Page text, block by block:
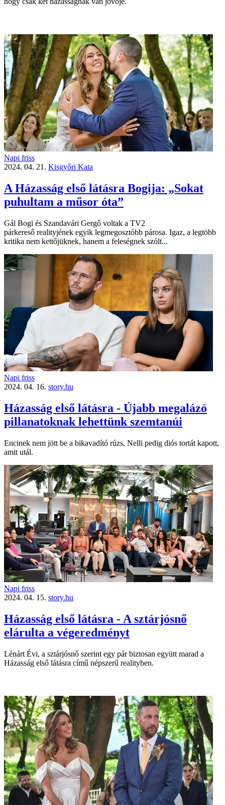
Napi friss
2024. 04. 21. Kisgyőri Kata
A Házasság első látásra Bogija: „Sokat
puhultam a műsor óta”
Gál Bogi és Szandavári Gergő voltak a TV2
párkereső realityjének egyik legmegosztóbb párosa. Igaz, a legtöbb
kritika nem kettőjüknek, hanem a feleségnek szólt...
Napi friss
2024. 04. 16. story.hu
Házasság első látásra - Újabb megalázó
pillanatoknak lehettünk szemtanúi
Encinek nem jött be a bikavadító rúzs, Nelli pedig diós tortát kapott,
amit utál.
Napi friss
2024. 04. 15. story.hu
Házasság első látásra - A sztárjósnő
elárulta a végeredményt
Lénárt Évi, a sztárjósnő szerint egy pár biztosan együtt marad a
Házasság első látásra című népszerű realityben.